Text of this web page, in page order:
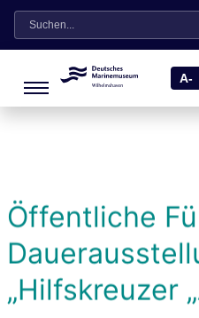
Suche
A-
Öffentliche
„Hilfskreuzer